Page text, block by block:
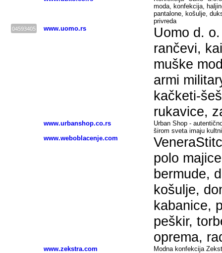
moda, konfekcija,
pantalone, košulje,
privreda
04593405
www.uomo.rs
Uomo d.
rančevi,
muške
armi
kačketi-
rukavice,
www.urbanshop.co.rs
Urban Shop -
širom sveta imaju
www.weboblacenje.com
polo
bermude,
košulje,
kabanice,
peškir,
oprema,
www.zekstra.com Modna konfekcija